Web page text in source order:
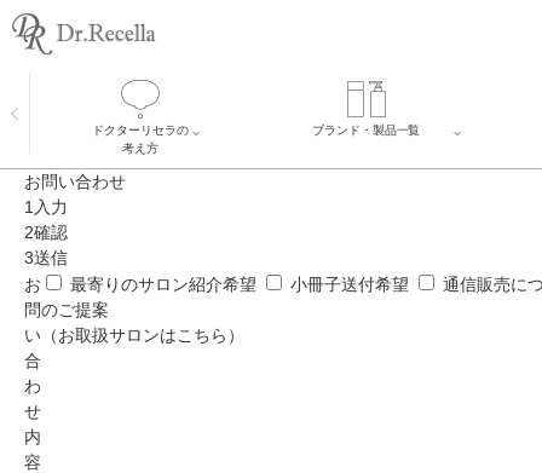
ドクターリセラの
考え方
ドクターリセラの考え方
α Gri-X（アルファグリック
ピュアモイスチャーソープ
大切な［水］へのこだわり
アクアヴィーナス
SDGsに関する取り組み
リセラエステティックアワ
ード
ブランド・製品一覧
美菰
お問い合わせ
1 入力
2確認
3送信
お
問
い
合
わ
せ
内
容
最寄りのサロン紹介希望 小冊子送付希望
通信販売に
のご提案
（お取扱サロンはこちら）